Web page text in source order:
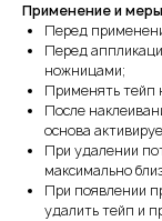
Применение и
Перед
Перед
ножницами;
Применять тейп
После
основа
При удалении
максимально
При появлении
удалить тейп и